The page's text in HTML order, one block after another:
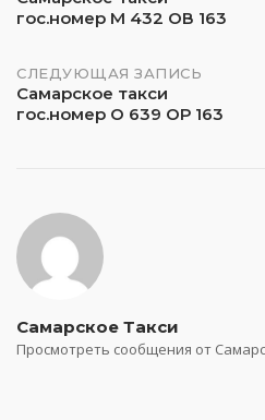
по
записям
гос.номер М 432 ОВ 163
СЛЕДУЮЩАЯ ЗАПИСЬ
Самарское такси
гос.номер О 639 ОР 163
Самарское Такси
Просмотреть сообщения от